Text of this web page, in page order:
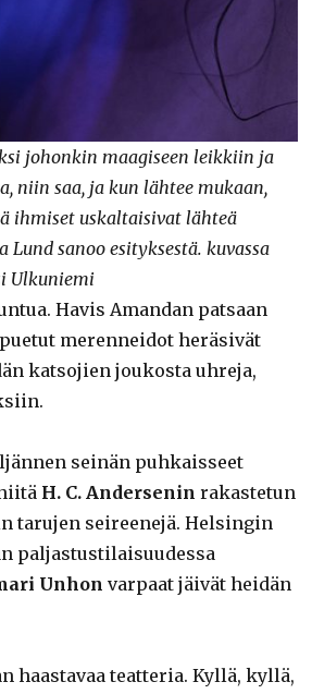
johonkin maagiseen leikkiin ja
niin saa, ja kun lähtee mukaan,
ihmiset uskaltaisivat lähteä
sanoo esityksestä. kuvassa
Ulkuniemi
Havis Amandan patsaan
merenneidot heräsivät
katsojien joukosta uhreja,
seinän puhkaisseet
H. C. Andersenin rakastetun
tarujen seireenejä. Helsingin
paljastustilaisuudessa
Unhon varpaat jäivät heidän
haastavaa teatteria. Kyllä, kyllä,